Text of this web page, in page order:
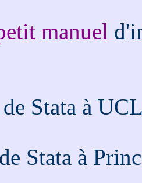
manuel
de Stata à
de Stata à